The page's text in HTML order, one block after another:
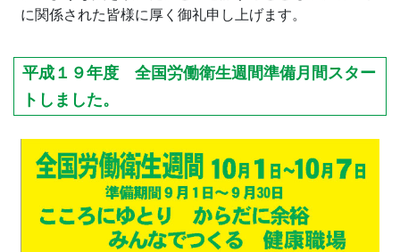
に関係された皆様に厚く御礼申し上げます。
平成１９年度 全国労働衛生週間準備月間スター
トしました。